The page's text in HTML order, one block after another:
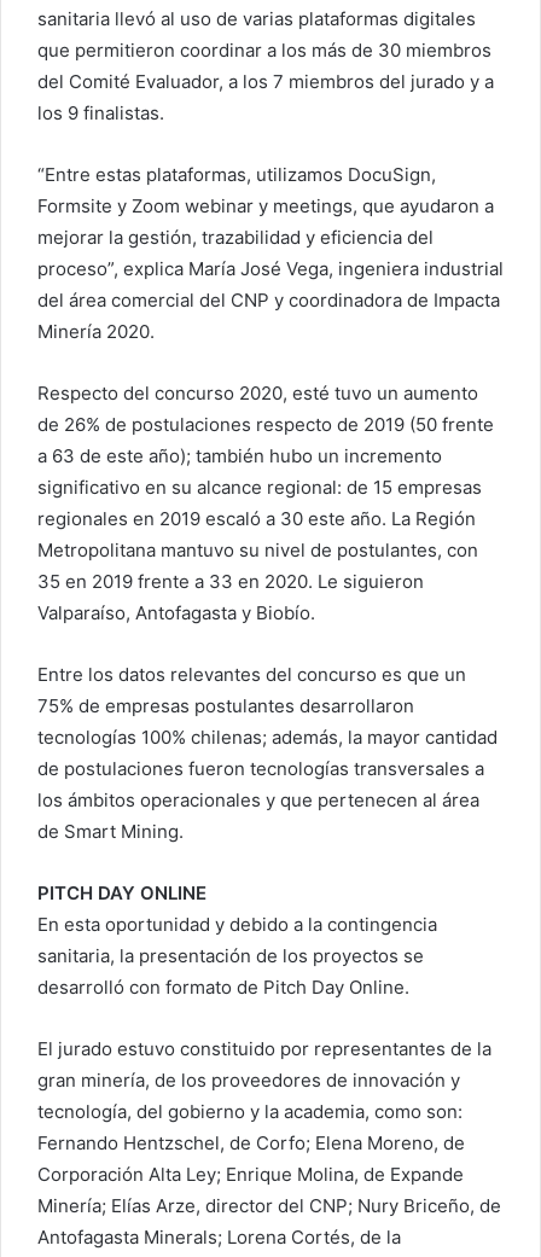
sanitaria llevó al uso de varias plataformas digitales
que permitieron coordinar a los más de 30 miembros
del Comité Evaluador, a los 7 miembros del jurado y a
los 9 finalistas.
“Entre estas plataformas, utilizamos DocuSign,
Formsite y Zoom webinar y meetings, que ayudaron a
mejorar la gestión, trazabilidad y eficiencia del
proceso”, explica María José Vega, ingeniera industrial
del área comercial del CNP y coordinadora de Impacta
Minería 2020.
Respecto del concurso 2020, esté tuvo un aumento
de 26% de postulaciones respecto de 2019 (50 frente
a 63 de este año); también hubo un incremento
significativo en su alcance regional: de 15 empresas
regionales en 2019 escaló a 30 este año. La Región
Metropolitana mantuvo su nivel de postulantes, con
35 en 2019 frente a 33 en 2020. Le siguieron
Valparaíso, Antofagasta y Biobío.
Entre los datos relevantes del concurso es que un
75% de empresas postulantes desarrollaron
tecnologías 100% chilenas; además, la mayor cantidad
de postulaciones fueron tecnologías transversales a
los ámbitos operacionales y que pertenecen al área
de Smart Mining.
PITCH DAY ONLINE
En esta oportunidad y debido a la contingencia
sanitaria, la presentación de los proyectos se
desarrolló con formato de Pitch Day Online.
El jurado estuvo constituido por representantes de la
gran minería, de los proveedores de innovación y
tecnología, del gobierno y la academia, como son:
Fernando Hentzschel, de Corfo; Elena Moreno, de
Corporación Alta Ley; Enrique Molina, de Expande
Minería; Elías Arze, director del CNP; Nury Briceño, de
Antofagasta Minerals; Lorena Cortés, de la